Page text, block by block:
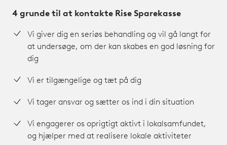
4 grunde til at kontakte Rise Sparekasse
Vi giver dig en seriøs behandling og vil gå langt for
at undersøge, om der kan skabes en god løsning for
dig
Vi er tilgængelige og tæt på dig
Vi tager ansvar og sætter os ind i din situation
Vi engagerer os oprigtigt aktivt i lokalsamfundet,
og hjælper med at realisere lokale aktiviteter